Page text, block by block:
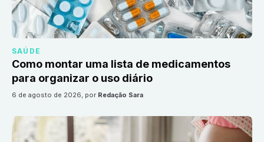
SAÚDE
Como montar uma lista de medicamentos
para organizar o uso diário
6 de agosto de 2026, por Redação Sara